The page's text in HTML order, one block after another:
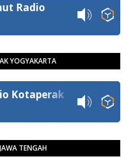
Radio
YOGYAKARTA
Kotaperak
TENGAH